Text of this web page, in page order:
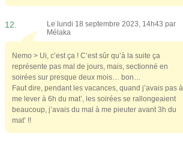
12.
Le lundi 18 septembre 2023, 14h43 par
Mélaka
Nemo > Ui, c’est ça ! C’est sûr qu’à la suite ça
représente pas mal de jours, mais, sectionné en
soirées sur presque deux mois… bon…
Faut dire, pendant les vacances, quand j’avais pas à
me lever à 6h du mat’, les soirées se rallongeaient
beaucoup, j’avais du mal à me pieuter avant 3h du
mat’ !!